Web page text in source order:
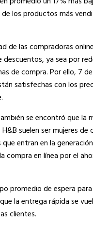
los productos más
de las compradoras
ya sea por
de compra. Por ello, 7
satisfechas con los
se encontró que la
suelen ser mujeres de
que entran en la generación
compra en línea por el
promedio de espera
la entrega rápida se
clientes.